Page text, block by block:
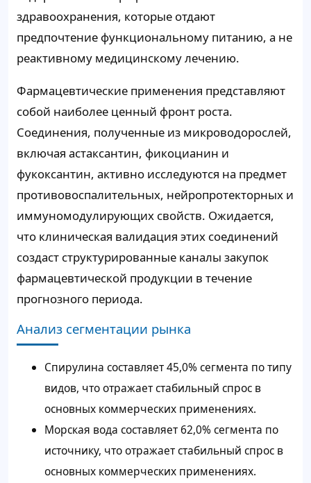
здравоохранения, которые отдают
предпочтение функциональному питанию, а не
реактивному медицинскому лечению.
Фармацевтические применения представляют
собой наиболее ценный фронт роста.
Соединения, полученные из микроводорослей,
включая астаксантин, фикоцианин и
фукоксантин, активно исследуются на предмет
противовоспалительных, нейропротекторных и
иммуномодулирующих свойств. Ожидается,
что клиническая валидация этих соединений
создаст структурированные каналы закупок
фармацевтической продукции в течение
прогнозного периода.
Анализ сегментации рынка
Спирулина составляет 45,0% сегмента по типу
видов, что отражает стабильный спрос в
основных коммерческих применениях.
Морская вода составляет 62,0% сегмента по
источнику, что отражает стабильный спрос в
основных коммерческих применениях.